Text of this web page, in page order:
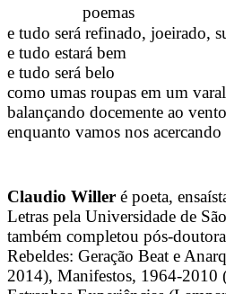
poemas
e tudo será refinado, joeirado,
e tudo estará bem
e tudo será belo
como umas roupas em um
balançando docemente ao vento
enquanto vamos nos
Claudio Willer é poeta,
Letras pela Universidade de
também completou pós-
Rebeldes: Geração Beat e
2014), Manifestos, 1964-2010